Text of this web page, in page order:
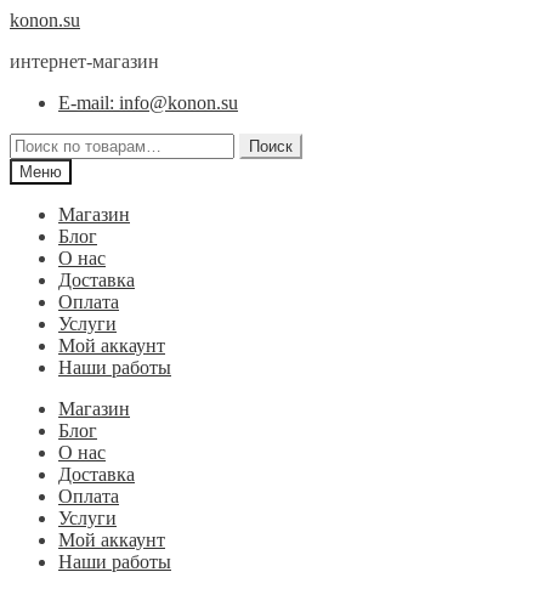
Перейти
навигации
Перейти
содержимому
konon.su
интернет-магазин
E-mail: info@konon.su
Искать:
Поиск
Меню
Магазин
Блог
О нас
Доставка
Оплата
Услуги
Мой аккаунт
Наши работы
Магазин
Блог
О нас
Доставка
Оплата
Услуги
Мой аккаунт
Наши работы